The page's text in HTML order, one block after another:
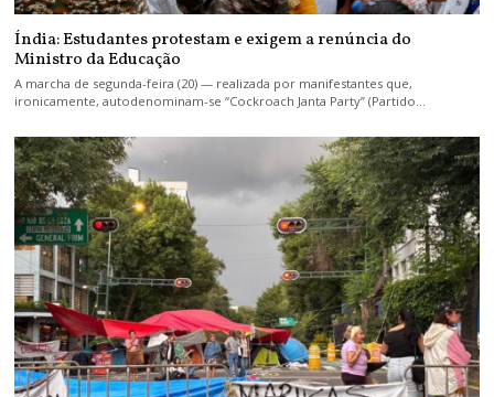
Índia: Estudantes protestam e exigem a renúncia do
Ministro da Educação
A marcha de segunda-feira (20) — realizada por manifestantes que,
ironicamente, autodenominam-se “Cockroach Janta Party” (Partido…